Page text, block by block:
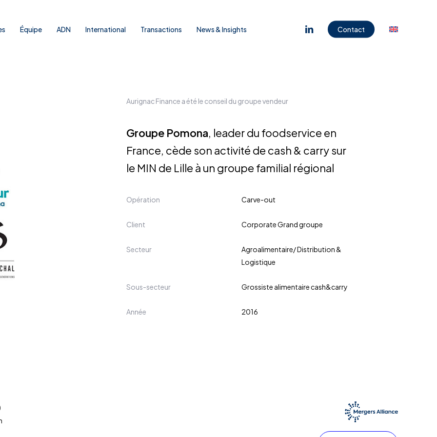
Équipe ADN International Transactions News & Insights linkedin Contact
Aurignac Finance a été le conseil du groupe vendeur
Groupe Pomona, leader du foodservice en
France, cède son activité de cash & carry sur
le MIN de Lille à un groupe familial régional
Opération Carve-out
Client Corporate Grand groupe
Secteur
Agroalimentaire/ Distribution &
Logistique
Sous-secteur Grossiste alimentaire cash&carry
Année 2016